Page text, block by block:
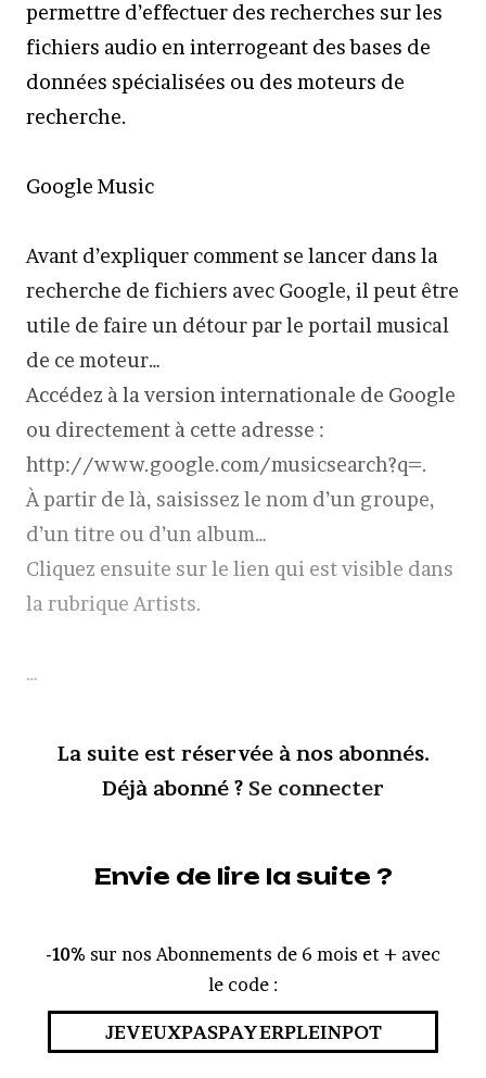
permettre d’effectuer des recherches sur les
fichiers audio en interrogeant des bases de
données spécialisées ou des moteurs de
recherche.
Google Music
Avant d’expliquer comment se lancer dans la
recherche de fichiers avec Google, il peut être
utile de faire un détour par le portail musical
de ce moteur…
Accédez à la version internationale de Google
ou directement à cette adresse :
http://www.google.com/musicsearch?q=.
À partir de là, saisissez le nom d’un groupe,
d’un titre ou d’un album…
Cliquez ensuite sur le lien qui est visible dans
la rubrique Artists.
…
La suite est réservée à nos abonnés.
Déjà abonné ? Se connecter
Envie de lire la suite ?
-10% sur nos Abonnements de 6 mois et + avec
le code :
JEVEUXPASPAYERPLEINPOT